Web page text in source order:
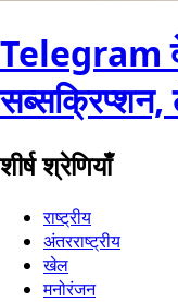
Telegram दे
शीर्ष श्रेणियाँ
राष्ट्रीय
अंतरराष्ट्रीय
खेल
मनोरंजन